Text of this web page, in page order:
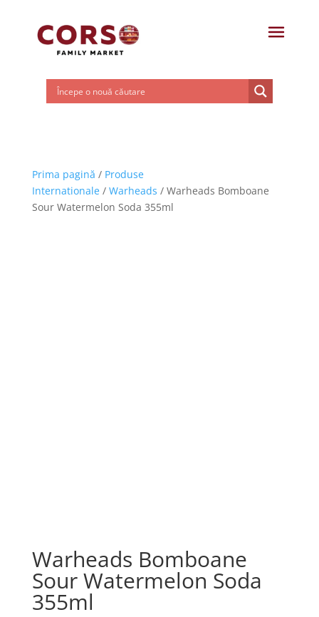
Prima pagină / Produse
Internationale/ Warheads / Warheads Bomboane
Sour Watermelon Soda 355ml
Warheads Bomboane
Sour Watermelon Soda
355ml